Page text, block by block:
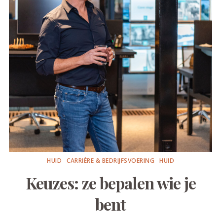
HUID CARRIÈRE & BEDRIJFSVOERING HUID
Keuzes: ze bepalen wie je
bent